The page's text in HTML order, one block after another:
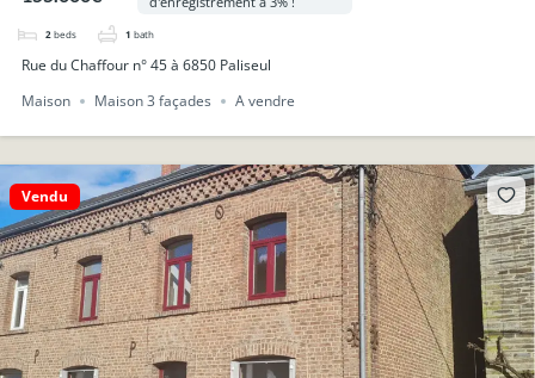
2 beds 1 bath
Rue du Chaffour n° 45 à 6850 Paliseul
Maison
Maison 3 façades A vendre
Vendu